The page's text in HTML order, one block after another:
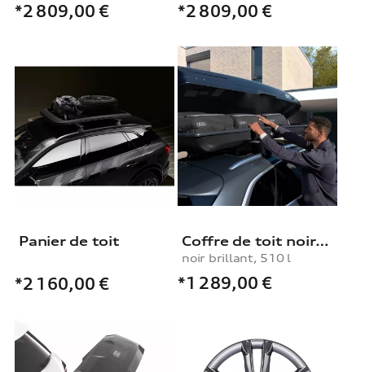
*2 809,00 € *2 809,00 €
Panier de toit
*2 160,00 €
Coffre de toit noir brillant, 510 l
noir brillant, 510 l
*1 289,00 €